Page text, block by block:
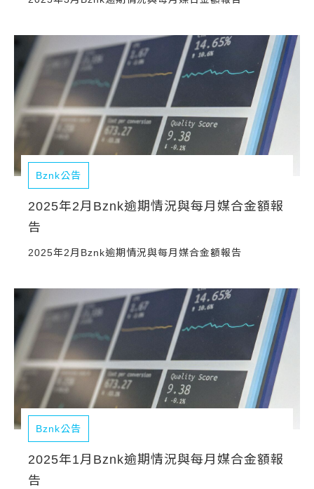
Bznk公告
2025年2月Bznk逾期情況與每月媒合金額報
告
2025年2月Bznk逾期情況與每月媒合金額報告
Bznk公告
2025年1月Bznk逾期情況與每月媒合金額報
告